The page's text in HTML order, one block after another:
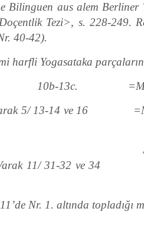
Bilinguen aus alem Berliner
Doçentlik Tezi>, s. 228-249.
40-42).
harfli Yogasataka
13c. =Mz.
5/ 13-14 ve 16 =Mz.
11/ 31-32 ve 34 =
Nr. 1. altında topladığı